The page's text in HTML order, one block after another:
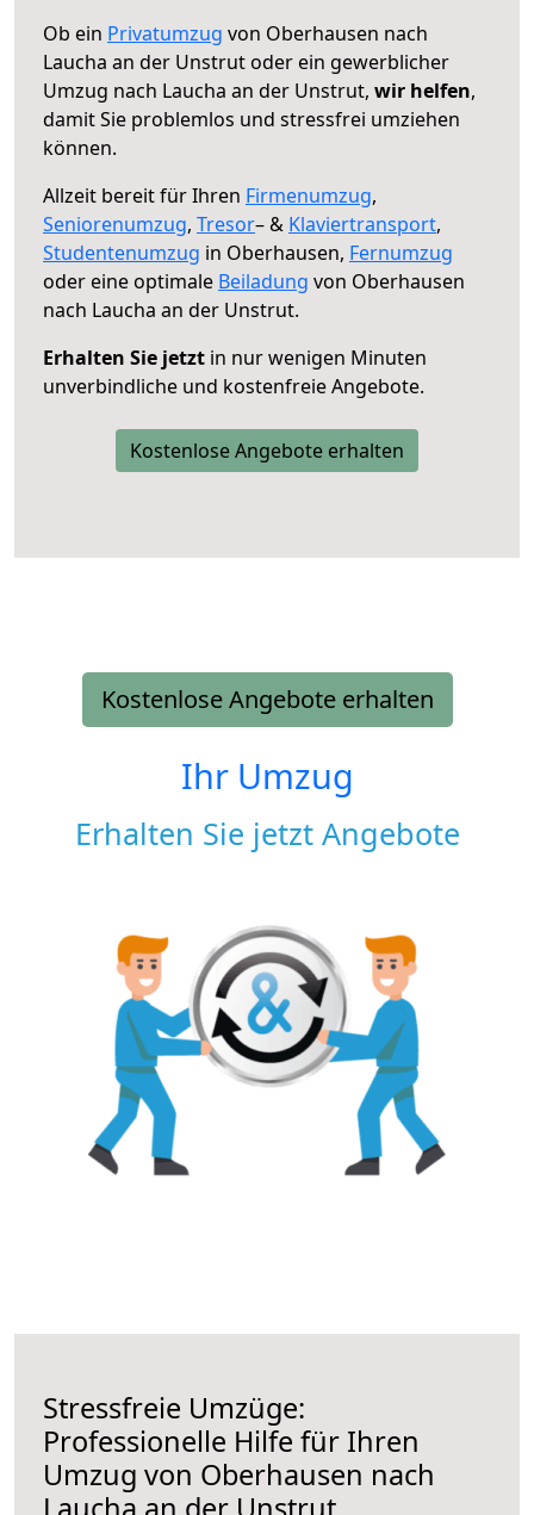
Ob ein Privatumzug von Oberhausen nach
Laucha an der Unstrut oder ein gewerblicher
Umzug nach Laucha an der Unstrut, wir helfen,
damit Sie problemlos und stressfrei umziehen
können.
Allzeit bereit für Ihren Firmenumzug,
Seniorenumzug, Tresor– & Klaviertransport,
Studentenumzug in Oberhausen, Fernumzug
oder eine optimale Beiladung von Oberhausen
nach Laucha an der Unstrut.
Erhalten Sie jetzt in nur wenigen Minuten
unverbindliche und kostenfreie Angebote.
Kostenlose Angebote erhalten
Kostenlose Angebote erhalten
Ihr Umzug
Erhalten Sie jetzt Angebote
Stressfreie Umzüge:
Professionelle Hilfe für Ihren
Umzug von Oberhausen nach